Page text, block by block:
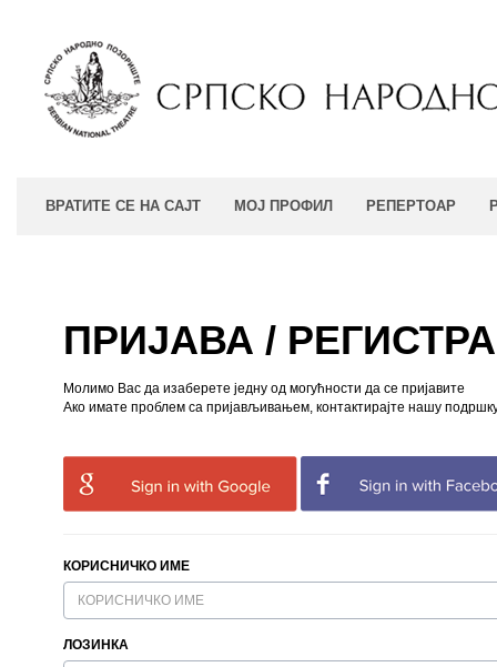
ВРАТИТЕ СЕ НА САЈТ МОЈ ПРОФИЛ РЕПЕРТОАР
ПРИЈАВА /
Молимо Вас да изаберете једну од могућности да се пријавите
Ако имате проблем са пријављивањем, контактирајте нашу
КОРИСНИЧКО ИМЕ
ЛОЗИНКА